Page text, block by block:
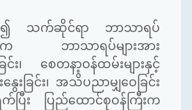
သက်ဆိုင်ရာ ဘာသာရပ်
ားက ဘာသာရပ်များအား
င်း၊ စေတနာ့ဝန်ထမ်းများနှင့်
းခြင်း၊ အသိပညာမျှဝေခြင်း
ပြီး ပြည်ထောင်စုဝန်ကြီးက